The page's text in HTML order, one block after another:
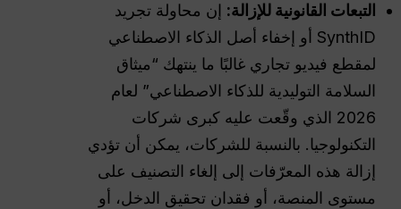
التبعات القانونية للإزالة: إن محاولة تجريد
SynthID أو إخفاء أصل الذكاء الاصطناعي
لمقطع فيديو تجاري غالبًا ما ينتهك “ميثاق
السلامة التوليدية للذكاء الاصطناعي” لعام
2026 الذي وقّعت عليه كبرى شركات
التكنولوجيا. بالنسبة للشركات، يمكن أن تؤدي
إزالة هذه المعرّفات إلى إلغاء التصنيف على
مستوى المنصة، أو فقدان تحقيق الدخل، أو